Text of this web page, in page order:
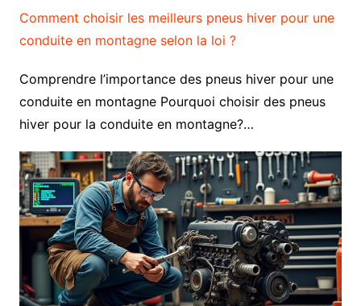
Comment choisir les meilleurs pneus hiver pour une
conduite en montagne selon la loi ?
Comprendre l’importance des pneus hiver pour une
conduite en montagne Pourquoi choisir des pneus
hiver pour la conduite en montagne?…